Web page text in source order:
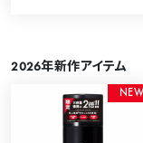
2026年新作アイテム
N EW